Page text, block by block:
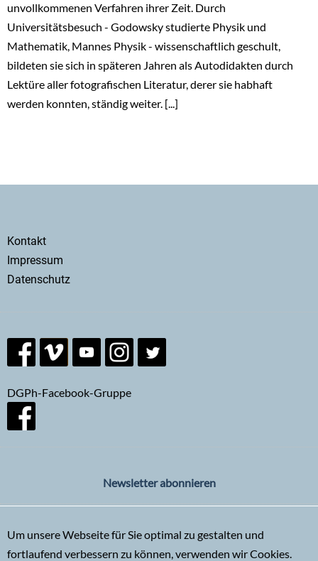
unvollkommenen Verfahren ihrer Zeit. Durch
Universitätsbesuch - Godowsky studierte Physik und
Mathematik, Mannes Physik - wissenschaftlich geschult,
bildeten sie sich in späteren Jahren als Autodidakten durch
Lektüre aller fotografischen Literatur, derer sie habhaft
werden konnten, ständig weiter. [...]
Secondary
menu
Kontakt
Impressum
Datenschutz
DGPh-Facebook-Gruppe
Newsletter abonnieren
Um unsere Webseite für Sie optimal zu gestalten und
fortlaufend verbessern zu können, verwenden wir Cookies.